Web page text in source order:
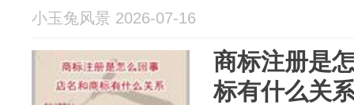
小玉兔风景 2026-07-16
商标注册是
标有什么关